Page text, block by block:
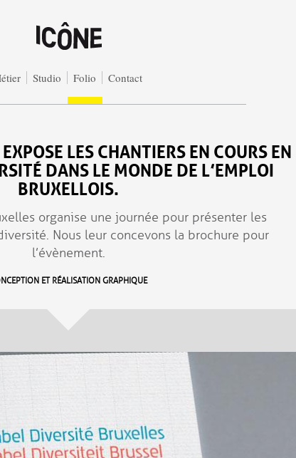
Studio Folio Contact
LES CHANTIERS EN COURS EN
DANS LE MONDE DE L’EMPLOI
BRUXELLOIS.
organise une journée pour présenter les
Nous leur concevons la brochure pour
l’évènement.
ET RÉALISATION GRAPHIQUE